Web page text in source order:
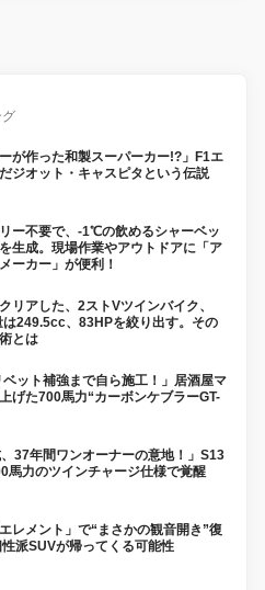
ーが作った和製スーパーカー!?」F1エ
ジオット・キャスピタという伝説
ー不要で、-1℃の飲めるシャーベッ
生成。現場作業やアウトドアに「ア
ーカー」が便利！
リアした、2ストVツインバイク、
は249.5cc、83HPを絞り出す。その
とは
ベット補強まで自ら施工！」居酒屋マ
げた700馬力“カーボンケブラーGT-
、37年間ワンオーナーの意地！」S13
馬力のツインチャージ仕様で覚醒
レメント」で“まさかの観音開き”復
派SUVが帰ってくる可能性